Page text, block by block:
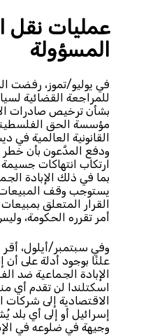
عمليات نقل
المسؤولة
في يوليو/تموز، رفضت
للمراجعة القضائية
بشأن ترخيص صادرات
مؤسسة الحق
ودفع المدَّعون بأن
ارتكاب انتهاكات جسيمة
بما في ذلك الإبادة
يستوجب وقف
القرار المتعلق
أمر تقرره الحكومة،
وفي سبتمبر/أيلول، أقر
علنًا بوجود أدلة على
الإبادة الجماعية ضد
اسكتلندا لن تقدم أي
الاقتصادية إلى شركات
إسرائيل أو إلى أي بلد
وجيهة في ضلوعه في